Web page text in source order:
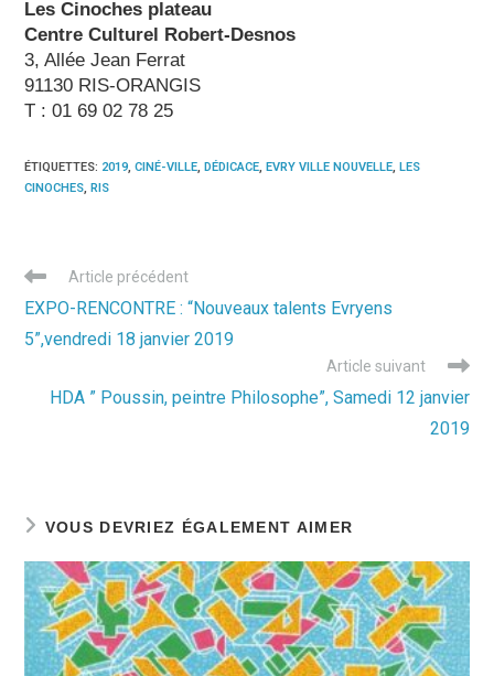
Les Cinoches plateau
Centre Culturel Robert-Desnos
3, Allée Jean Ferrat
91130 RIS-ORANGIS
T : 01 69 02 78 25
ÉTIQUETTES: 2019, CINÉ-VILLE, DÉDICACE, EVRY VILLE NOUVELLE, LES
CINOCHES, RIS
Read
articles
Article précédent
EXPO-RENCONTRE : “Nouveaux talents Evryens
5”,vendredi 18 janvier 2019
Article suivant
HDA ” Poussin, peintre Philosophe”, Samedi 12 janvier
2019
VOUS DEVRIEZ ÉGALEMENT AIMER